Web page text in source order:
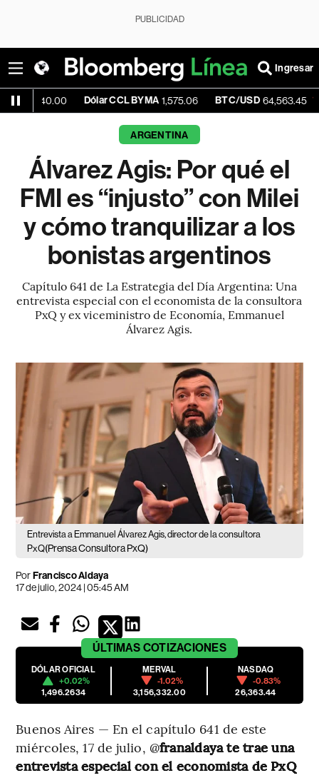
PUBLICIDAD
Ingresar
Dólar CCL BYMA 1,575.06 BTC/USD 64,563.45 -0.34%
ARGENTINA
Álvarez Agis: Por qué el
FMI es “injusto” con Milei
y cómo tranquilizar a los
bonistas argentinos
Capítulo 641 de La Estrategia del Día Argentina: Una
entrevista especial con el economista de la consultora
PxQ y ex viceministro de Economía, Emmanuel
Álvarez Agis.
Entrevista a Emmanuel Álvarez Agis, director de la consultora
PxQ(Prensa Consultora PxQ)
PorFrancisco Aldaya
17 de julio, 2024 | 05:45 AM
ÚLTIMAS COTIZACIONES
DÓLAR OFICIAL
+0.02%
1,496.2634
MERVAL
-1.02%
3,156,332.00
NASDAQ
-0.83%
26,363.44
Buenos Aires — En el capítulo 641 de este
miércoles, 17 de julio, @franaldaya te trae una
entrevista especial con el economista de PxQ